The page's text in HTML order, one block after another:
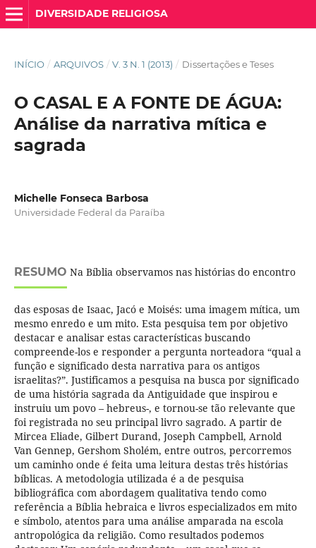
DIVERSIDADE RELIGIOSA
INÍCIO / ARQUIVOS / V. 3 N. 1 (2013) / Dissertações e Teses
O CASAL E A FONTE DE ÁGUA:
Análise da narrativa mítica e
sagrada
Michelle Fonseca Barbosa
Universidade Federal da Paraíba
RESUMO Na Bíblia observamos nas histórias do encontro
das esposas de Isaac, Jacó e Moisés: uma imagem mítica, um
mesmo enredo e um mito. Esta pesquisa tem por objetivo
destacar e analisar estas características buscando
compreende-los e responder a pergunta norteadora “qual a
função e significado desta narrativa para os antigos
israelitas?”. Justificamos a pesquisa na busca por significado
de uma história sagrada da Antiguidade que inspirou e
instruiu um povo – hebreus-, e tornou-se tão relevante que
foi registrada no seu principal livro sagrado. A partir de
Mircea Eliade, Gilbert Durand, Joseph Campbell, Arnold
Van Gennep, Gershom Sholém, entre outros, percorremos
um caminho onde é feita uma leitura destas três histórias
bíblicas. A metodologia utilizada é a de pesquisa
bibliográfica com abordagem qualitativa tendo como
referência a Bíblia hebraica e livros especializados em mito
e símbolo, atentos para uma análise amparada na escola
antropológica da religião. Como resultados podemos